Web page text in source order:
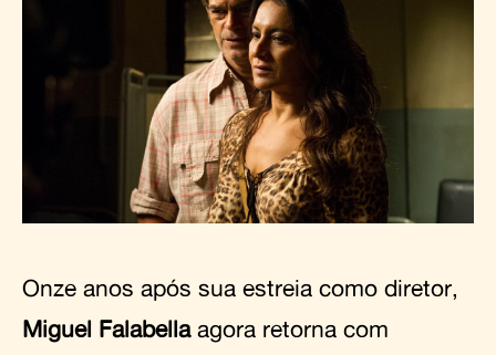
Onze anos após sua estreia como diretor,
Miguel Falabellaagora retorna com